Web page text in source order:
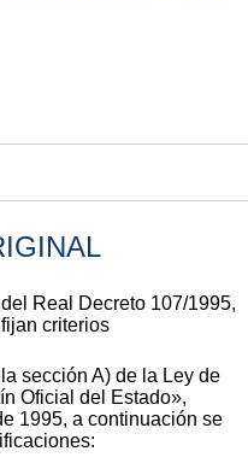
Real Decreto 107/1995,
criterios
sección A) de la Ley de
Oficial del Estado»,
1995, a continuación se